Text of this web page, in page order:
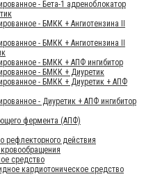
- Бета-1 адреноблокатор
- БМКК + Ангиотензина II
- БМКК + Ангиотензина II
- БМКК + АПФ ингибитор
- БМКК + Диуретик
- БМКК + Диуретик + АПФ
- Диуретик + АПФ ингибитор
фермента (АПФ)
рефлекторного действия
средство
кардиотоническое средство